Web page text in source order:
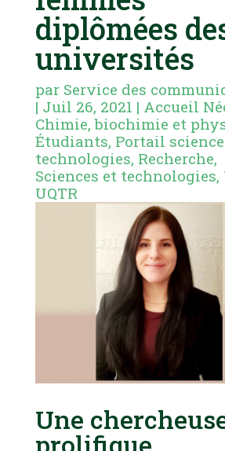
diplômées
universités
par Service des
| Juil 26, 2021 | Accueil
Chimie, biochimie et
Étudiants, Portail
technologies, Recherche,
Sciences et technologies,
UQTR
Une
prolifique